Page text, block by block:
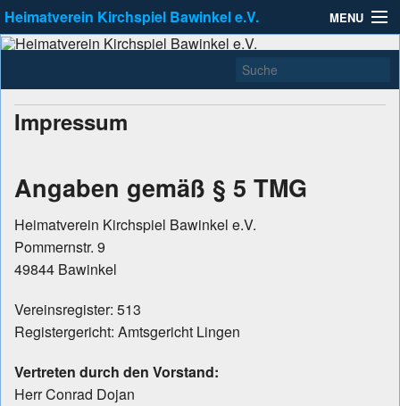
Heimatverein Kirchspiel Bawinkel e.V. MENU
Allgemein
Kleinbahnausstellung
Links
Heimatverein Kirchspiel
Bawinkel e.V.
Zu erreichen unter info@Heimatverein-Bawinkel.de
Impressum
Angaben gemäß § 5 TMG
Heimatverein Kirchspiel Bawinkel e.V.
Pommernstr. 9
49844 Bawinkel
Vereinsregister: 513
Registergericht: Amtsgericht Lingen
Vertreten durch den Vorstand:
Herr Conrad Dojan